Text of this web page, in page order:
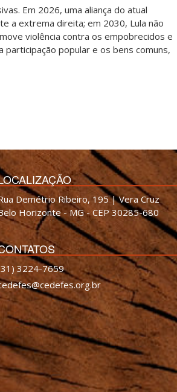
Em 2026, uma aliança do atual
a extrema direita; em 2030, Lula não
violência contra os empobrecidos e
popular e os bens comuns,
Demétrio Ribeiro, 195 | Vera Cruz
Horizonte - MG - CEP 30285-680
3224-7659